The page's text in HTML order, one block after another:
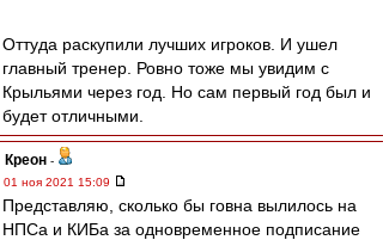
Оттуда раскупили лучших игроков. И ушел
главный тренер. Ровно тоже мы увидим с
Крыльями через год. Но сам первый год был и
будет отличными.
Креон -
01 ноя 2021 15:09
Представляю, сколько бы говна вылилось на
НПСа и КИБа за одновременное подписание